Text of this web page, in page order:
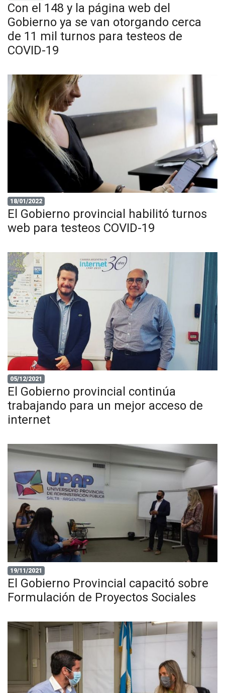
Con el 148 y la página web del
Gobierno ya se van otorgando cerca
de 11 mil turnos para testeos de
COVID-19
18/01/2022
El Gobierno provincial habilitó turnos
web para testeos COVID-19
05/12/2021
El Gobierno provincial continúa
trabajando para un mejor acceso de
internet
19/11/2021
El Gobierno Provincial capacitó sobre
Formulación de Proyectos Sociales